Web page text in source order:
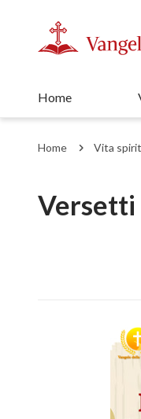
Home
Home Vita
Versetti